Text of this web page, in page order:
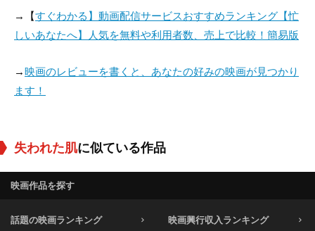
→【すぐわかる】動画配信サービスおすすめランキング【忙
しいあなたへ】人気を無料や利用者数、売上で比較！簡易版
→映画のレビューを書くと、あなたの好みの映画が見つかり
ます！
失われた肌に似ている作品
映画作品を探す
話題の映画ランキング 映画興行収入ランキング